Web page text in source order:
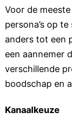
Voor de
persona’s op
anders tot een
een aannemer
verschillende
boodschap en
Kanaalkeuze